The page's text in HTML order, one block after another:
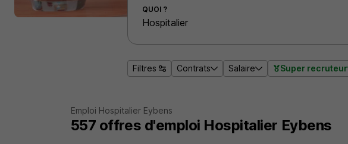
QUOI ?
Filtres Contrats Salaire Super recruteur
Emploi Hospitalier Eybens
557 offres d'emploi Hospitalier Eybens